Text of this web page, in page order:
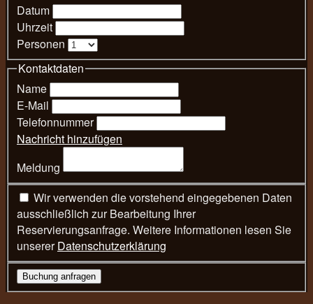
Datum
Uhrzeit
Personen
Kontaktdaten
Name
E-Mail
Telefonnummer
Nachricht hinzufügen
Meldung
ausschließlich zur Bearbeitung Ihrer
Reservierungsanfrage. Weitere Informationen lesen Sie
unsererDatenschutzerklärung
Buchung anfragen